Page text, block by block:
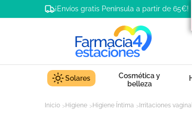
¡Envíos gratis Península a partir de 65€!
Solares
Cosmética y
belleza
Inicio Higiene Higiene Íntima Irritaciones